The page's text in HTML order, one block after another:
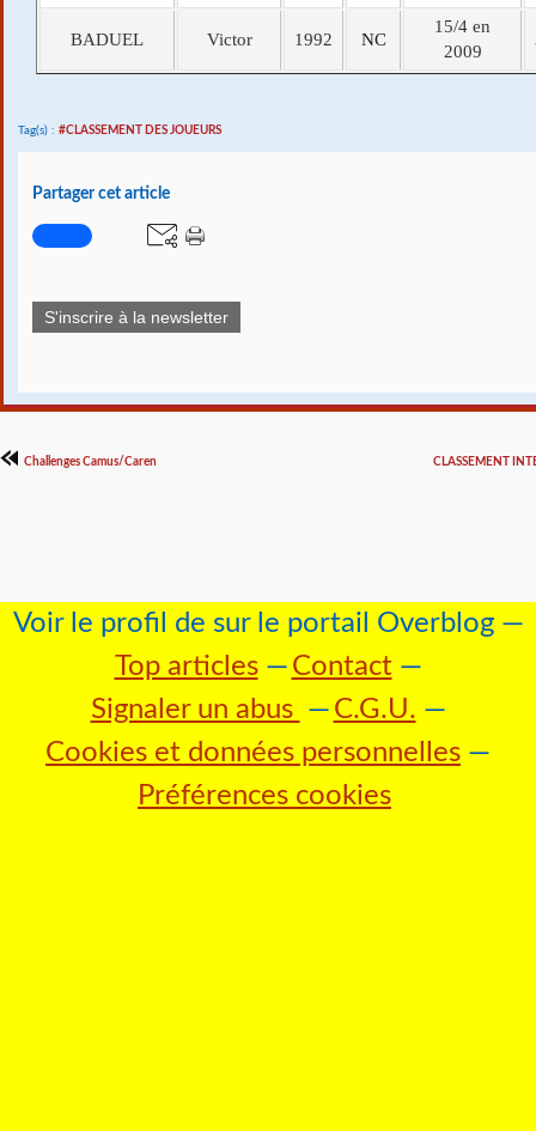
BADUEL Victor 1992 NC
15/4 en
2009
Tag(s) : #CLASSEMENT DES JOUEURS
Partager cet article
S'inscrire à la newsletter
Challenges Camus/Caren CLASSEMENT
Voir le profil de sur le portail Overblog
Top articles
Contact
Signaler un abus
C.G.U.
Cookies et données personnelles
Préférences cookies